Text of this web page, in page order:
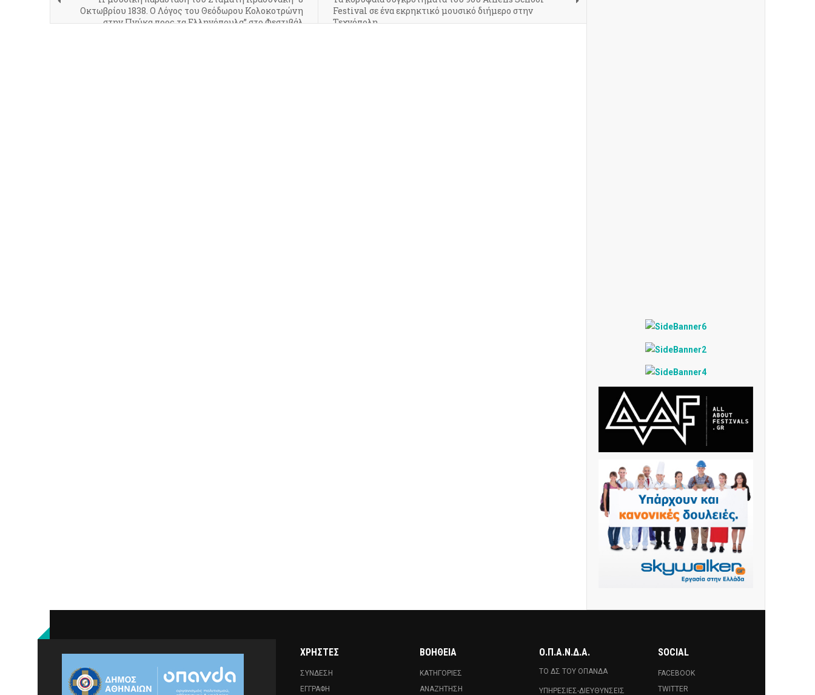
Οκτωβρίου 1838. Ο Λόγος του Θεόδωρου Κολοκοτρώνη
στην Πνύκα προς τα Ελληνόπουλα” στο Φεστιβάλ
Festival σε ένα εκρηκτικό μουσικό διήμερο στην
Τεχνόπολη
ΧΡΉΣΤΕΣ
ΣΎΝΔΕΣΗ
ΕΓΓΡΑΦΉ
ΒΟΉΘΕΙΑ
ΚΑΤΗΓΟΡΊΕΣ
ΑΝΑΖΉΤΗΣΗ
Ο.Π.Α.Ν.Δ.Α.
ΤΟ ΔΣ ΤΟΥ ΟΠΑΝΔΑ
ΥΠΗΡΕΣΊΕΣ-ΔΙΕΥΘΎΝΣΕΙΣ
SOCIAL
FACEBOOK
TWITTER